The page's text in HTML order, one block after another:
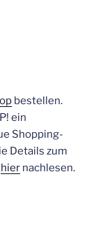
bestellen.
ein
Shopping-
Details zum
hier nachlesen.